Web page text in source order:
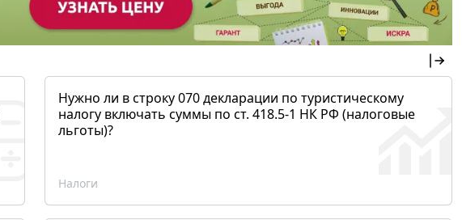
Нужно ли в строку 070 декларации по туристическому
налогу включать суммы по ст. 418.5-1 НК РФ (налоговые
льготы)?
Налоги